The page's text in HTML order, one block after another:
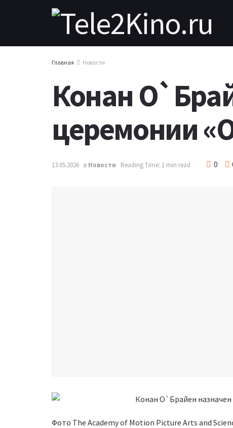
Главная Новости
Конан
церемонии
13.05.2026 в Новости Reading Time: 1 min read 0
Фото The Academy of Motion Picture Arts and